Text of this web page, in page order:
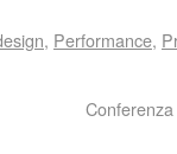
, Performance,